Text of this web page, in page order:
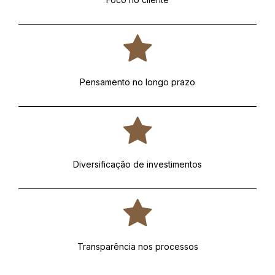
Pensamento no longo prazo
Diversificação de investimentos
Transparência nos processos